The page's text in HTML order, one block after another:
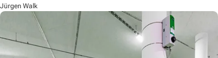
Jürgen Walk